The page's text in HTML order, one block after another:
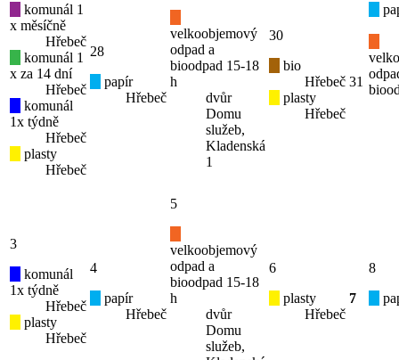
komunál 1
x měsíčně
Hřebeč
komunál 1
x za 14 dní
Hřebeč
komunál
1x týdně
Hřebeč
plasty
Hřebeč
28
papír
Hřebeč
velkoobjemový
odpad a
bioodpad 15-18
h
dvůr
Domu
služeb,
Kladenská
1
30
bio
Hřebeč
plasty
Hřebeč
31
3
komunál
1x týdně
Hřebeč
plasty
Hřebeč
4
papír
Hřebeč
5
velkoobjemový
odpad a
bioodpad 15-18
h
dvůr
Domu
služeb,
6
plasty
Hřebeč
7
8